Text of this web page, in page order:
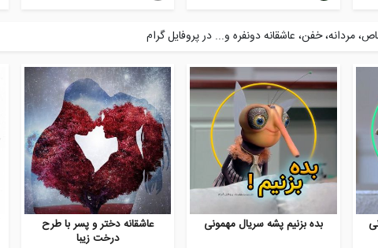
خفن، عاشقانه دونفره و... در پروفایل گرام
بده بزنیم پشه سریال مهمونی
عاشقانه دختر و پسر با طرح
درخت زیبا